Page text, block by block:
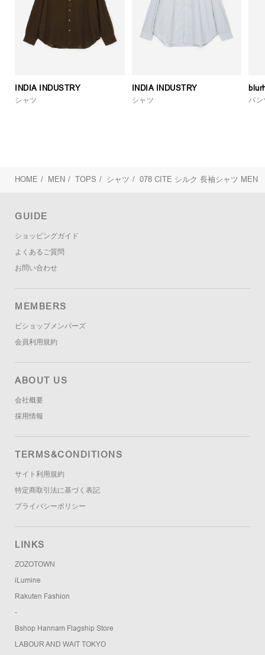
INDIA INDUSTRY
シャツ
INDIA INDUSTRY
シャツ パン
HOME / MEN / TOPS / シャツ / 078 CITE シルク 長袖シャツ MEN
GUIDE
ショッピングガイド
よくあるご質問
お問い合わせ
MEMBERS
ビショップメンバーズ
会員利用規約
ABOUT US
会社概要
採用情報
TERMS&CONDITIONS
サイト利用規約
特定商取引法に基づく表記
プライバシーポリシー
LINKS
ZOZOTOWN
iLumine
Rakuten Fashion
-
Bshop Hannam Flagship Store
LABOUR AND WAIT TOKYO